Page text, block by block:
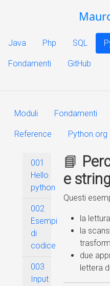
Java Php SQL
Fondamenti GitHub
Moduli Fondamenti
Reference Python.org
001
Hello
python
002
Esempi
di
codice
003
Input
📘
e
Questi
la
la
due
lettera